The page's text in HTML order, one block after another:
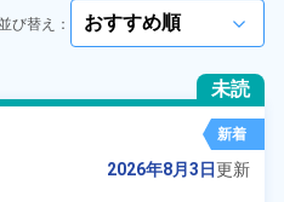
並び替え： arrow_forward_ios
未読
新着
2026年8月3日更新